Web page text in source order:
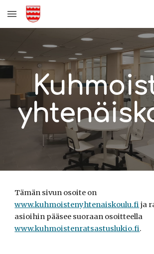
Skip to main content
Tämän sivun osoite on
www.kuhmoistenyhtenaiskoulu.fija
asioihin pääsee suoraan osoitteella
www.kuhmoistenratsastuslukio.fi.